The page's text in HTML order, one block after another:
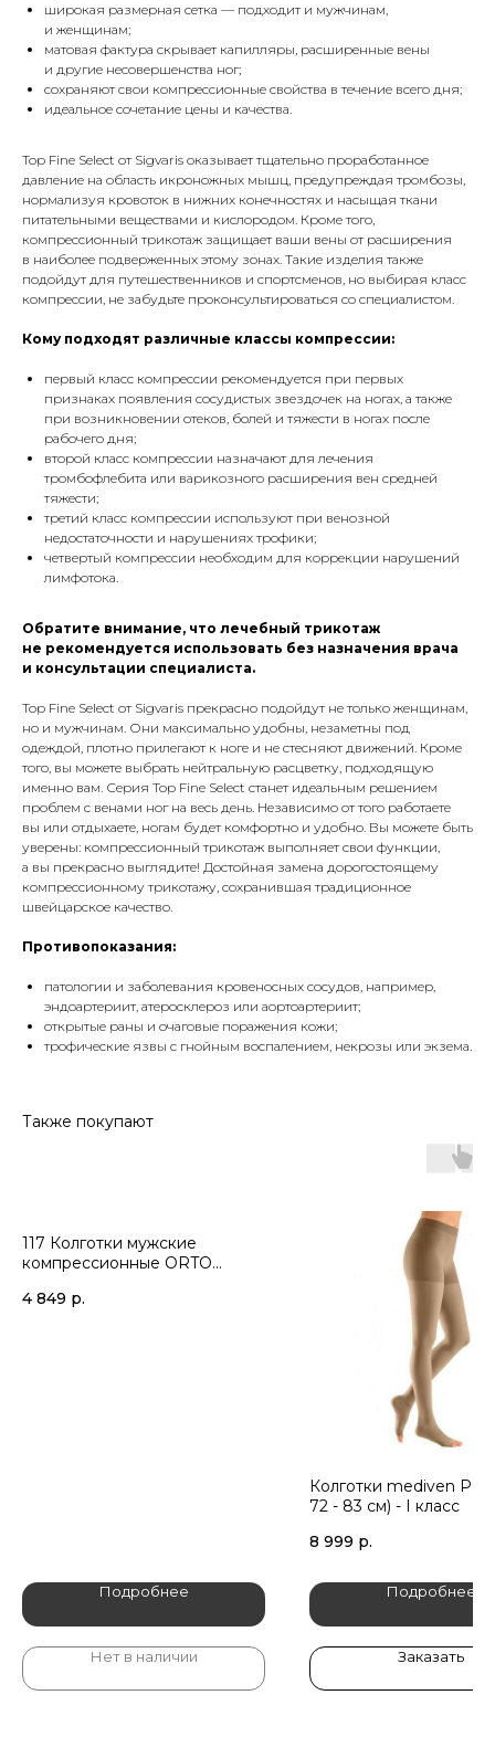
широкая размерная сетка — подходит и мужчинам,
и женщинам;
матовая фактура скрывает капилляры, расширенные вены
и другие несовершенства ног;
сохраняют свои компрессионные свойства в течение всего дня;
идеальное сочетание цены и качества.
Top Fine Select от Sigvaris оказывает тщательно проработанное
давление на область икроножных мышц, предупреждая тромбозы,
нормализуя кровоток в нижних конечностях и насыщая ткани
питательными веществами и кислородом. Кроме того,
компрессионный трикотаж защищает ваши вены от расширения
в наиболее подверженных этому зонах. Такие изделия также
подойдут для путешественников и спортсменов, но выбирая класс
компрессии, не забудьте проконсультироваться со специалистом.
Кому подходят различные классы компрессии:
первый класс компрессии рекомендуется при первых
признаках появления сосудистых звездочек на ногах, а также
при возникновении отеков, болей и тяжести в ногах после
рабочего дня;
второй класс компрессии назначают для лечения
тромбофлебита или варикозного расширения вен средней
тяжести;
третий класс компрессии используют при венозной
недостаточности и нарушениях трофики;
четвертый компрессии необходим для коррекции нарушений
лимфотока.
Обратите внимание, что лечебный трикотаж
не рекомендуется использовать без назначения врача
и консультации специалиста.
Top Fine Select от Sigvaris прекрасно подойдут не только женщинам,
но и мужчинам. Они максимально удобны, незаметны под
одеждой, плотно прилегают к ноге и не стесняют движений. Кроме
того, вы можете выбрать нейтральную расцветку, подходящую
именно вам. Серия Top Fine Select станет идеальным решением
проблем с венами ног на весь день. Независимо от того работаете
вы или отдыхаете, ногам будет комфортно и удобно. Вы можете быть
уверены: компрессионный трикотаж выполняет свои функции,
а вы прекрасно выглядите! Достойная замена дорогостоящему
компрессионному трикотажу, сохранившая традиционное
швейцарское качество.
Противопоказания:
патологии и заболевания кровеносных сосудов, например,
эндоартериит, атеросклероз или аортоартериит;
открытые раны и очаговые поражения кожи;
трофические язвы с гнойным воспалением, некрозы или экзема.
Также покупают
117 Колготки мужские
компрессионные ORTO
4 849 р.
Подробнее
Нет в наличии
Колготки mediven
72 - 83 см) - I класс
8 999 р.
Подробнее
Заказать